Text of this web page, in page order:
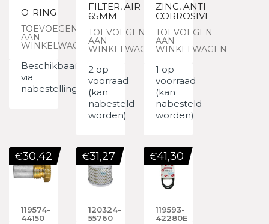
O-RING
TOEVOEGEN
AAN
WINKELWAGEN
Beschikbaar
via
nabestelling
FILTER, AIR
65MM
TOEVOEGEN
AAN
WINKELWAGEN
2 op
voorraad
(kan
nabesteld
worden)
ZINC, ANTI-
CORROSIVE
TOEVOEGEN
AAN
WINKELWAGEN
1 op
voorraad
(kan
nabesteld
worden)
119574-
44150
€30,42
120324-
55760
€31,27
119593-
42280E
€41,30